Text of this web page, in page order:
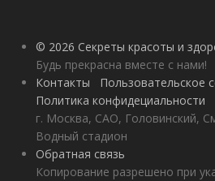
© 2026 Секреты красоты и
Будь прекрасна вместе с нами!
Контакты
Пользовательское
Политика конфидециальности
г. Москва, САО, Головинский,
Водный стадион
Обратная связь
Копирование разрешено при